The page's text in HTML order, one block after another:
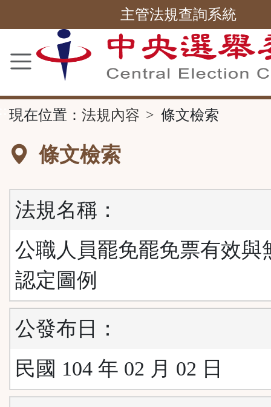
內
容
主管法規查詢系統
現在位置： 法規內容 條文檢索
條文檢索
法規名稱：
公職人員罷免罷免票有效與
認定圖例
公發布日：
民國 104 年 02 月 02 日